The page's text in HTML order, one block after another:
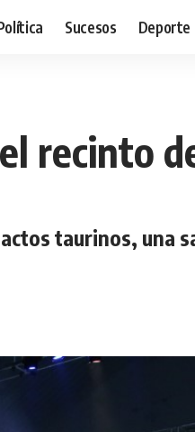
Sucesos Deporte
recinto
taurinos, una